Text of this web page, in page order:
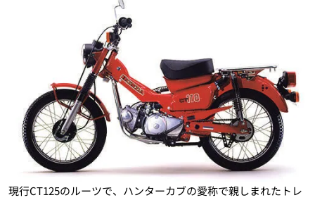
現行CT125のルーツで、ハンターカブの愛称で親しまれたトレ